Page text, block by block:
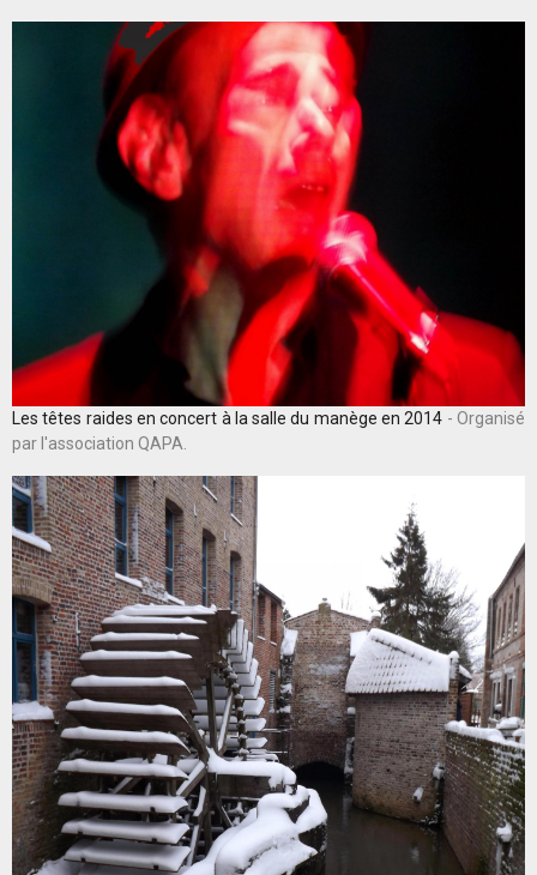
Les têtes raides en concert à la salle du manège en 2014 - Organisé
par l'association QAPA.